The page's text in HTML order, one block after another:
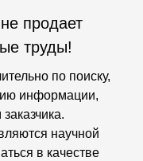
продает
труды!
по поиску,
информации,
научной
в качестве